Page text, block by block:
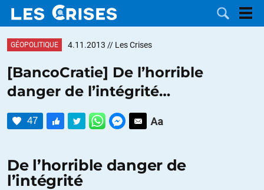
DOSSIERS
CATÉGORIES
MOTS CLÉS
GÉOPOLITIQUE 4.11.2013 // Les Crises
[BancoCratie] De l’horrible
danger de l’intégrité…
47
De l’horrible danger de
l’intégrité